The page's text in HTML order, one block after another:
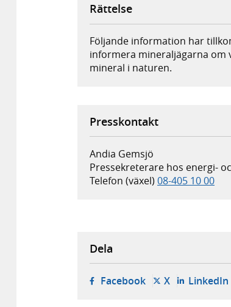
Rättelse
Följande information har
informera mineraljägarna om
mineral i naturen.
Presskontakt
Andia Gemsjö
Pressekreterare hos energi-
Telefon (växel) 08-405 10 00
Dela
Facebook- öppnas i ny flik,
X- öppnas i
LinkedIn